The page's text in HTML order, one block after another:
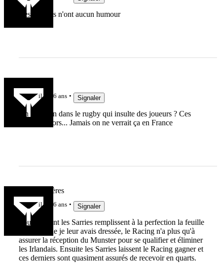
Ces Anglais n'ont aucun humour
il y a 6 ans Signaler
Un médecin dans le rugby qui insulte des joueurs ? Ces
irlandais alors... Jamais on ne verrait ça en France
Team Viscères
il y a 6 ans Signaler
Pour l'instant les Sarries remplissent à la perfection la feuille
de route que je leur avais dressée, le Racing n'a plus qu'à
assurer la réception du Munster pour se qualifier et éliminer
les Irlandais. Ensuite les Sarries laissent le Racing gagner et
ces derniers sont quasiment assurés de recevoir en quarts.